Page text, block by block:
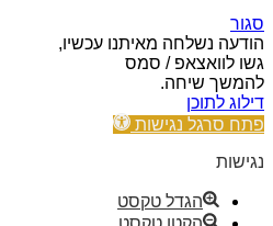
סגור
הודעה נשלחה מאיתנו עכשיו,
גשו לוואצאפ / סמס
להמשך שיחה.
דילוג לתוכן
פתח סרגל נגישות
נגישות
הגדל טקסט